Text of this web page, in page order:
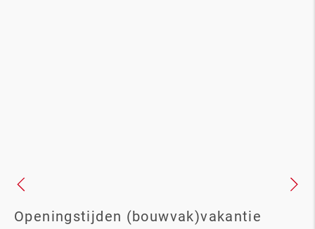
Openingstijden (bouwvak)vakantie